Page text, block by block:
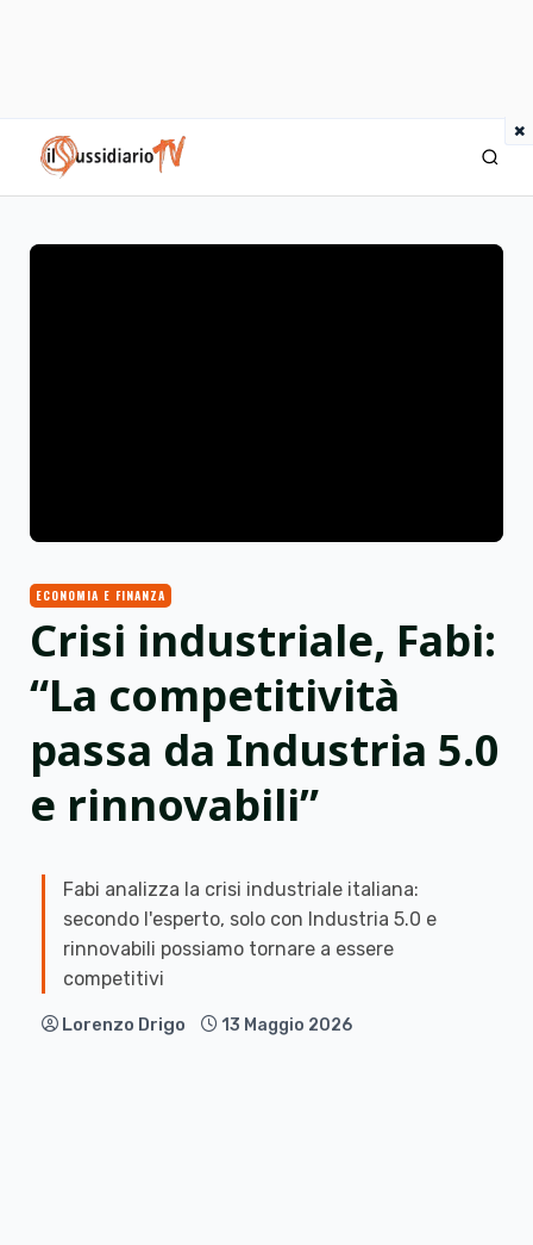
×
IlSussidiario TV
ECONOMIA E FINANZA
Crisi industriale, Fabi:
“La competitività
passa da Industria 5.0
e rinnovabili”
Fabi analizza la crisi industriale italiana:
secondo l'esperto, solo con Industria 5.0 e
rinnovabili possiamo tornare a essere
competitivi
Lorenzo Drigo 13 Maggio 2026